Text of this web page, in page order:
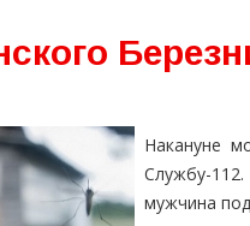
Накануне
Службу-
мужчина